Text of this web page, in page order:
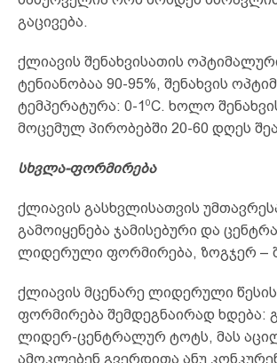
გაცივება.
ქლიავის შენახვისათის
ტენიანობაა 90-95%, შენახვის
ტემპერატურა: 0-1 0C. ხოლო
მოცემულ პირობებში 20-60 დღეს
სხვლა-ფორმირება
ქლიავის გასხვლისათვის
გამოიყენება ჯამისებური და
ლიდერული ფორმირება, ზოგჯერ –
ქლიავის მცენარე ლიდერული
ფორმირება შემდეგნაირად ხდება:
ლიდერ-ცენტრალურ ტოტს, მას
ამოკლებენ გვერდითა ანუ